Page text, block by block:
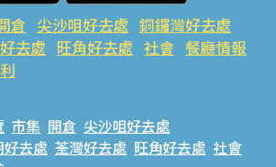
倉 尖沙咀好去處 銅鑼灣好去處
去處 旺角好去處 社會 餐廳情報
市集 開倉 尖沙咀好去處
好去處 荃灣好去處 旺角好去處 社會